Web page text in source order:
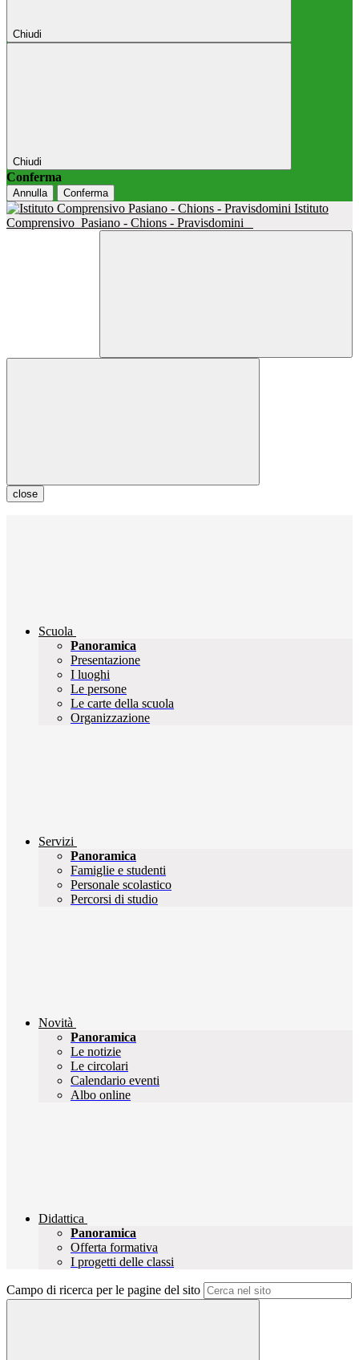
Chiudi
Chiudi
Conferma
Annulla Conferma
Istituto
Comprensivo Pasiano - Chions - Pravisdomini
close
Scuola
Panoramica
Presentazione
I luoghi
Le persone
Le carte della scuola
Organizzazione
Servizi
Panoramica
Famiglie e studenti
Personale scolastico
Percorsi di studio
Novità
Panoramica
Le notizie
Le circolari
Calendario eventi
Albo online
Didattica
Panoramica
Offerta formativa
I progetti delle classi
Campo di ricerca per le pagine del sito